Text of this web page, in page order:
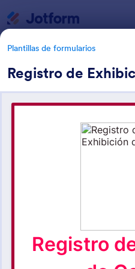
Plantillas de formularios
Registro de
Plantillas de formularios
Categorías de plantillas de